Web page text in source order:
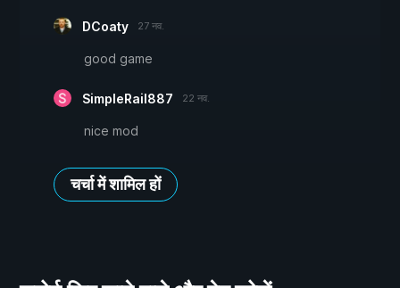
DCoaty 27 नव.
good game
SimpleRail887 22 नव.
nice mod
चर्चा में शामिल हों